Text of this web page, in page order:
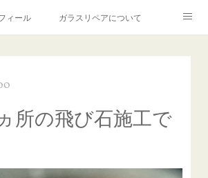
ィール ガラスリペアについて
ガラスキズ取り/研磨・磨き・鱗取り
建築ガラスキズ取り・研磨・磨き
ラストリートメント『アクアペル』
所の飛び石施工で